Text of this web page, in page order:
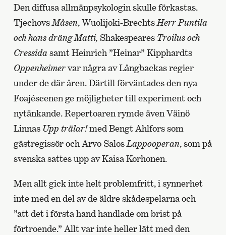
Den diffusa allmänpsykologin skulle förkastas.
TjechovsMåsen, Wuolijoki-Brechts Herr Puntila
och hans dräng Matti, Shakespeares Troilus och
Cressidasamt Heinrich ”Heinar” Kipphardts
Oppenheimervar några av Långbackas regier
under de där åren. Därtill förväntades den nya
Foajéscenen ge möjligheter till experiment och
nytänkande. Repertoaren rymde även Väinö
Linnas Upp trälar!med Bengt Ahlfors som
gästregissör och Arvo Salos Lappooperan, som på
svenska sattes upp av Kaisa Korhonen.
Men allt gick inte helt problemfritt, i synnerhet
inte med en del av de äldre skådespelarna och
”att det i första hand handlade om brist på
förtroende.” Allt var inte heller lätt med den